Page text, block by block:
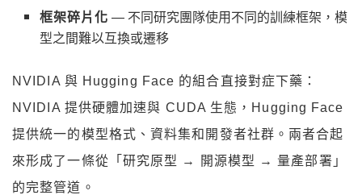
框架碎片化 — 不同研究團隊使用不同的訓練框架，模
型之間難以互換或遷移
NVIDIA 與 Hugging Face 的組合直接對症下藥：
NVIDIA 提供硬體加速與 CUDA 生態，Hugging Face
提供統一的模型格式、資料集和開發者社群。兩者合起
來形成了一條從「研究原型 → 開源模型 → 量產部署」
的完整管道。